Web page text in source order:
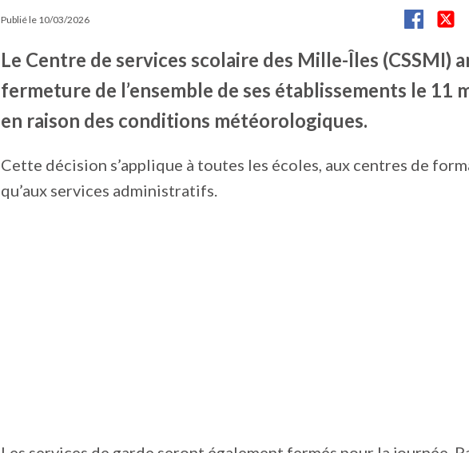
Publié le 10/03/2026
Le Centre de services scolaire des Mille-Îles (CSSMI)
fermeture de l’ensemble de ses établissements le 11
en raison des conditions météorologiques.
Cette décision s’applique à toutes les écoles, aux centres de
qu’aux services administratifs.